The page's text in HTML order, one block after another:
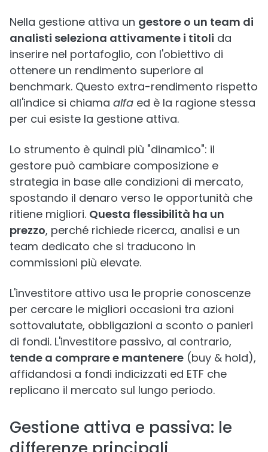
Nella gestione attiva un gestore o un team di
analisti seleziona attivamente i titoli da
inserire nel portafoglio, con l'obiettivo di
ottenere un rendimento superiore al
benchmark. Questo extra-rendimento rispetto
all'indice si chiama alfa ed è la ragione stessa
per cui esiste la gestione attiva.
Lo strumento è quindi più "dinamico": il
gestore può cambiare composizione e
strategia in base alle condizioni di mercato,
spostando il denaro verso le opportunità che
ritiene migliori. Questa flessibilità ha un
prezzo, perché richiede ricerca, analisi e un
team dedicato che si traducono in
commissioni più elevate.
L'investitore attivo usa le proprie conoscenze
per cercare le migliori occasioni tra azioni
sottovalutate, obbligazioni a sconto o panieri
di fondi. L'investitore passivo, al contrario,
tende a comprare e mantenere (buy & hold),
affidandosi a fondi indicizzati ed ETF che
replicano il mercato sul lungo periodo.
Gestione attiva e passiva: le